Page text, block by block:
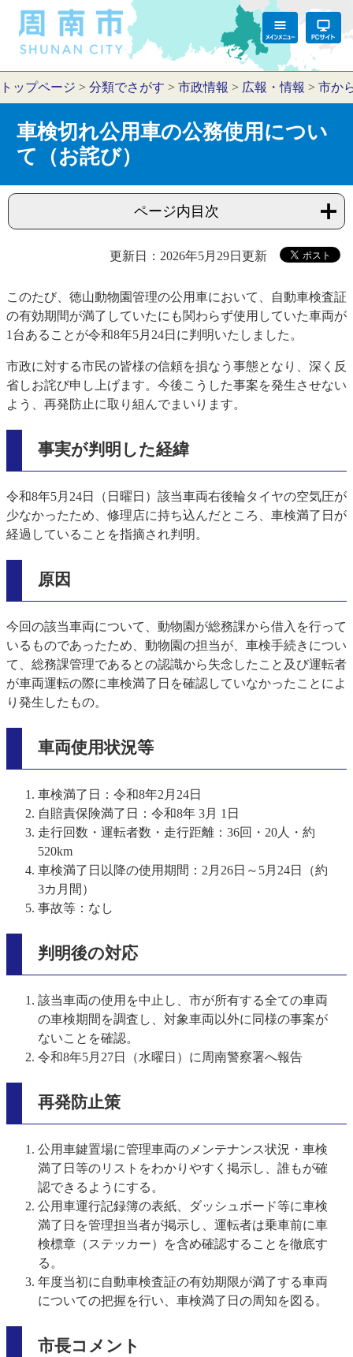
トップページ > 分類でさがす > 市政情報 > 広報・情報 > 市か
車検切れ公用車の公務使用につい
て（お詫び）
ページ内目次
更新日：2026年5月29日更新
このたび、徳山動物園管理の公用車において、自動車検査証
の有効期間が満了していたにも関わらず使用していた車両が
1台あることが令和8年5月24日に判明いたしました。
市政に対する市民の皆様の信頼を損なう事態となり、深く反
省しお詫び申し上げます。今後こうした事案を発生させない
よう、再発防止に取り組んでまいります。
事実が判明した経緯
令和8年5月24日（日曜日）該当車両右後輪タイヤの空気圧が
少なかったため、修理店に持ち込んだところ、車検満了日が
経過していることを指摘され判明。
原因
今回の該当車両について、動物園が総務課から借入を行って
いるものであったため、動物園の担当が、車検手続きについ
て、総務課管理であるとの認識から失念したこと及び運転者
が車両運転の際に車検満了日を確認していなかったことによ
り発生したもの。
車両使用状況等
車検満了日：令和8年2月24日
自賠責保険満了日：令和8年 3月 1日
走行回数・運転者数・走行距離：36回・20人・約
520km
車検満了日以降の使用期間：2月26日～5月24日（約
3カ月間）
事故等：なし
判明後の対応
該当車両の使用を中止し、市が所有する全ての車両
の車検期間を調査し、対象車両以外に同様の事案が
ないことを確認。
令和8年5月27日（水曜日）に周南警察署へ報告
再発防止策
公用車鍵置場に管理車両のメンテナンス状況・車検
満了日等のリストをわかりやすく掲示し、誰もが確
認できるようにする。
公用車運行記録簿の表紙、ダッシュボード等に車検
満了日を管理担当者が掲示し、運転者は乗車前に車
検標章（ステッカー）を含め確認することを徹底す
る。
年度当初に自動車検査証の有効期限が満了する車両
についての把握を行い、車検満了日の周知を図る。
市長コメント